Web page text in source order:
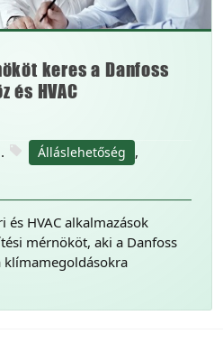
keres a Danfoss
és HVAC
Álláslehetőség ,
és HVAC alkalmazások
mérnököt, aki a Danfoss
klímamegoldásokra